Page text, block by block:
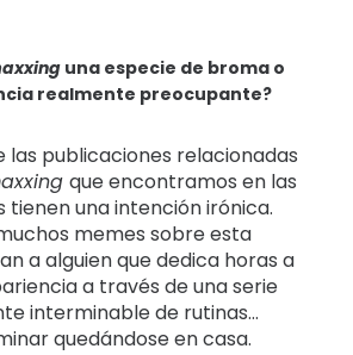
una especie de broma o
realmente preocupante?
las publicaciones relacionadas
que encontramos en las
tienen una intención irónica.
memes sobre esta
a alguien que dedica horas a
a través de una serie
interminable de rutinas…
quedándose en casa.